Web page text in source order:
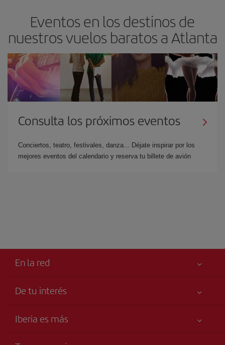
Eventos en los destinos de
nuestros vuelos baratos a Atlanta
Consulta los próximos eventos
Conciertos, teatro, festivales, danza... Déjate inspirar por los
mejores eventos del calendario y reserva tu billete de avión
En la red
De tu interés
Tu seguridad es lo primero
Iberia es más